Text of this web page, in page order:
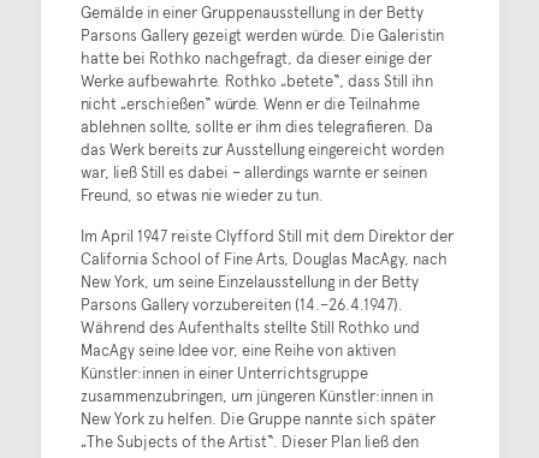
Gemälde in einer Gruppenausstellung in der Betty
Parsons Gallery gezeigt werden würde. Die Galeristin
hatte bei Rothko nachgefragt, da dieser einige der
Werke aufbewahrte. Rothko „betete“, dass Still ihn
nicht „erschießen“ würde. Wenn er die Teilnahme
ablehnen sollte, sollte er ihm dies telegrafieren. Da
das Werk bereits zur Ausstellung eingereicht worden
war, ließ Still es dabei – allerdings warnte er seinen
Freund, so etwas nie wieder zu tun.
Im April 1947 reiste Clyfford Still mit dem Direktor der
California School of Fine Arts, Douglas MacAgy, nach
New York, um seine Einzelausstellung in der Betty
Parsons Gallery vorzubereiten (14.–26.4.1947).
Während des Aufenthalts stellte Still Rothko und
MacAgy seine Idee vor, eine Reihe von aktiven
Künstler:innen in einer Unterrichtsgruppe
zusammenzubringen, um jüngeren Künstler:innen in
New York zu helfen. Die Gruppe nannte sich später
„The Subjects of the Artist“. Dieser Plan ließ den